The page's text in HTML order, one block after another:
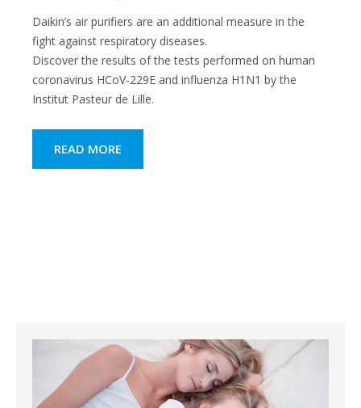
Daikin’s air purifiers are an additional measure in the
fight against respiratory diseases.
Discover the results of the tests performed on human
coronavirus HCoV-229E and influenza H1N1 by the
Institut Pasteur de Lille.
READ MORE